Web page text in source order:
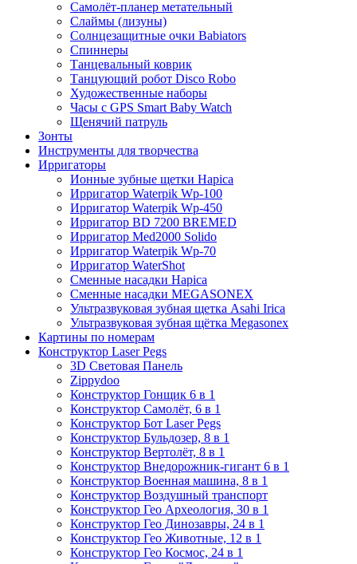
Самолёт-планер метательный
Слаймы (лизуны)
Солнцезащитные очки Babiators
Спиннеры
Танцевальный коврик
Танцующий робот Disco Robo
Художественные наборы
Часы с GPS Smart Baby Watch
Щенячий патруль
Зонты
Инструменты для творчества
Ирригаторы
Ионные зубные щетки Hapica
Ирригатор Waterpik Wp-100
Ирригатор Waterpik Wp-450
Ирригатор BD 7200 BREMED
Ирригатор Med2000 Solido
Ирригатор Waterpik Wp-70
Ирригатор WaterShot
Сменные насадки Hapica
Сменные насадки MEGASONEX
Ультразвуковая зубная щетка Asahi Irica
Ультразвуковая зубная щётка Megasonex
Картины по номерам
Конструктор Laser Pegs
3D Световая Панель
Zippydoo
Конструктор Гонщик 6 в 1
Конструктор Cамолёт, 6 в 1
Конструктор Бот Laser Pegs
Конструктор Бульдозер, 8 в 1
Конструктор Вертолёт, 8 в 1
Конструктор Внедорожник-гигант 6 в 1
Конструктор Военная машина, 8 в 1
Конструктор Воздушный транспорт
Конструктор Гео Археология, 30 в 1
Конструктор Гео Динозавры, 24 в 1
Конструктор Гео Животные, 12 в 1
Конструктор Гео Космос, 24 в 1